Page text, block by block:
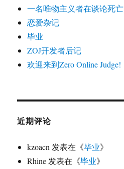
一名唯物主义者在谈论死亡
恋爱杂记
毕业
ZOJ开发者后记
欢迎来到Zero Online Judge!
近期评论
kzoacn 发表在《毕业》
Rhine 发表在《毕业》